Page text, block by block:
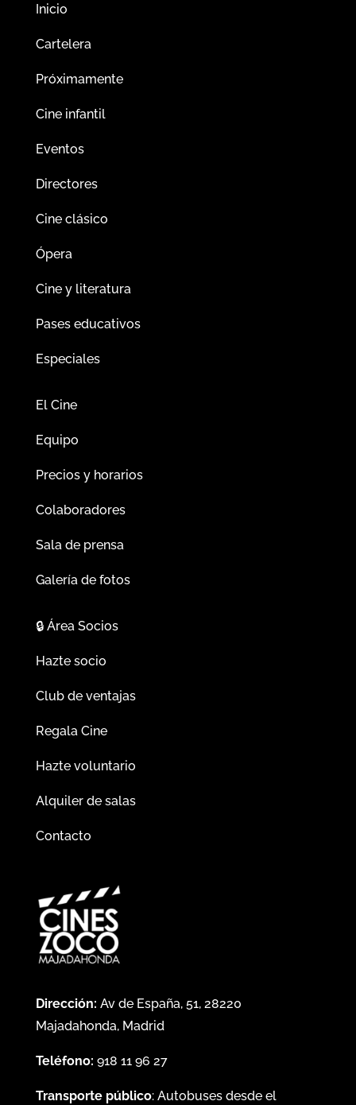
Inicio
Cartelera
Próximamente
Cine infantil
Eventos
Directores
Cine clásico
Ópera
Cine y literatura
Pases educativos
Especiales
El Cine
Equipo
Precios y horarios
Colaboradores
Sala de prensa
Galería de fotos
🔒Área Socios
Hazte socio
Club de ventajas
Regala Cine
Hazte voluntario
Alquiler de salas
Contacto
Dirección: Av de España, 51, 28220
Majadahonda, Madrid
Teléfono: 918 11 96 27
Transporte público: Autobuses desde el